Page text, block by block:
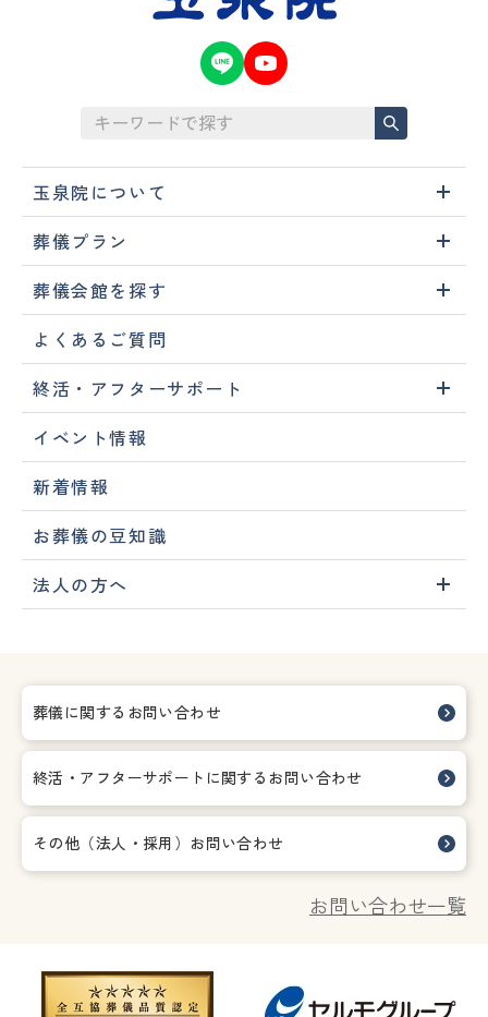
玉泉院について
葬儀プラン
葬儀会館を探す
よくあるご質問
終活・アフターサポート
イベント情報
新着情報
お葬儀の豆知識
法人の方へ
葬儀に関するお問い合わせ
終活・アフターサポートに関する お問い合わせ
その他（法人・採用）お問い合わせ
お問い合わせ一覧